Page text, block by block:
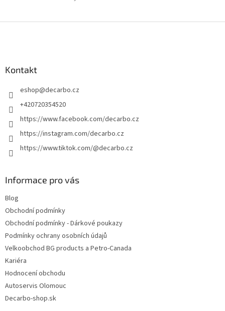
Kontakt
eshop@decarbo.cz
+420720354520
https://www.facebook.com/decarbo.cz
https://instagram.com/decarbo.cz
https://www.tiktok.com/@decarbo.cz
Informace pro vás
Blog
Obchodní podmínky
Obchodní podmínky - Dárkové poukazy
Podmínky ochrany osobních údajů
Velkoobchod BG products a Petro-Canada
Kariéra
Hodnocení obchodu
Autoservis Olomouc
Decarbo-shop.sk